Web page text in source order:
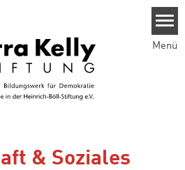
Menü
& Soziales